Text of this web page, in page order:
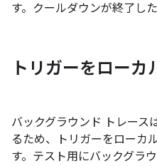
す。クールダウンが終了し
トリガーをローカ
バックグラウンド トレース
るため、トリガーをローカ
す。テスト用にバックグラ